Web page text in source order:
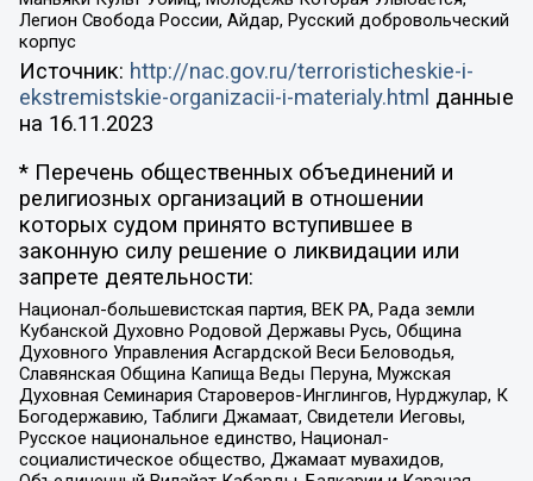
Легион Свобода России, Айдар, Русский добровольческий
корпус
Источник: http://nac.gov.ru/terroristicheskie-i-
ekstremistskie-organizacii-i-materialy.html данные
на 16.11.2023
* Перечень общественных объединений и
религиозных организаций в отношении
которых судом принято вступившее в
законную силу решение о ликвидации или
запрете деятельности:
Национал-большевистская партия, ВЕК РА, Рада земли
Кубанской Духовно Родовой Державы Русь, Община
Духовного Управления Асгардской Веси Беловодья,
Славянская Община Капища Веды Перуна, Мужская
Духовная Семинария Староверов-Инглингов, Нурджулар, К
Богодержавию, Таблиги Джамаат, Свидетели Иеговы,
Русское национальное единство, Национал-
социалистическое общество, Джамаат мувахидов,